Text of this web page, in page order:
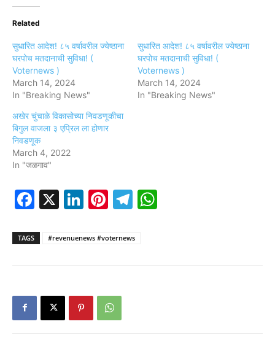
Related
सुधारित आदेश! ८५ वर्षावरील ज्येष्ठाना
घरपोच मतदानाची सुविधा! (
Voternews )
March 14, 2024
In "Breaking News"
सुधारित आदेश! ८५ वर्षावरील ज्येष्ठाना
घरपोच मतदानाची सुविधा! (
Voternews )
March 14, 2024
In "Breaking News"
अखेर चुंचाळे विकासोच्या निवडणूकीचा
बिगुल वाजला ३ एप्रिल ला होणार
निवडणूक
March 4, 2022
In "जळगाव"
Facebook
X LinkedIn
Pinterest
Telegram
TAGS #revenuenews #voternews